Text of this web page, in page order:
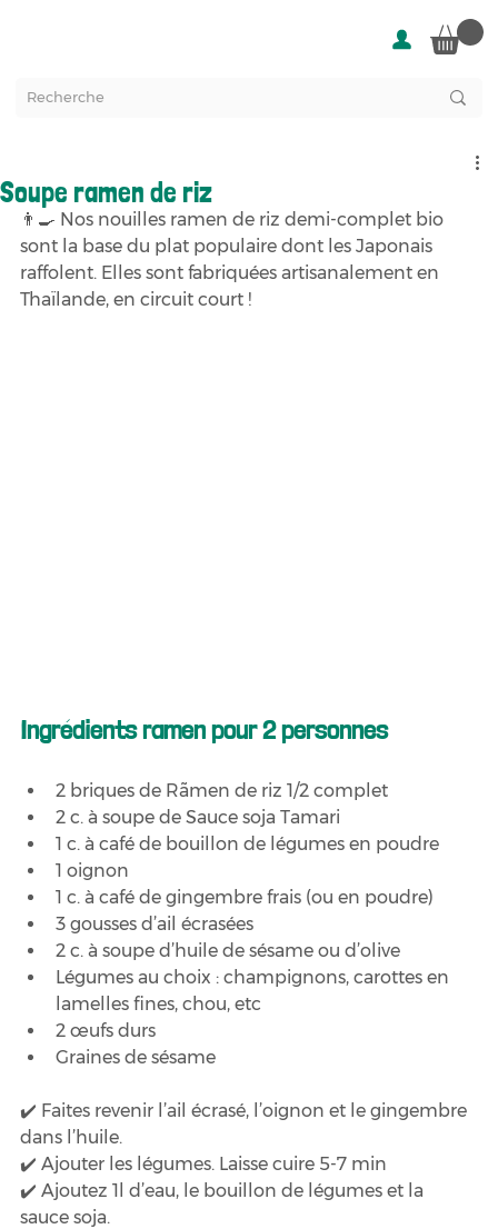
Soupe ramen de riz
👨‍🍳 Nos nouilles ramen de riz demi-complet bio
sont la base du plat populaire dont les Japonais
raffolent. Elles sont fabriquées artisanalement en
Thaïlande, en circuit court !
Ingrédients ramen pour 2 personnes
2 briques de Rãmen de riz 1/2 complet
2 c. à soupe de Sauce soja Tamari
1 c. à café de bouillon de légumes en poudre
1 oignon
1 c. à café de gingembre frais (ou en poudre)
3 gousses d’ail écrasées
2 c. à soupe d’huile de sésame ou d’olive
Légumes au choix : champignons, carottes en
lamelles fines, chou, etc
2 œufs durs
Graines de sésame
✔️ Faites revenir l’ail écrasé, l’oignon et le gingembre
dans l’huile.
✔️ Ajouter les légumes. Laisse cuire 5-7 min
✔️ Ajoutez 1l d’eau, le bouillon de légumes et la
sauce soja.